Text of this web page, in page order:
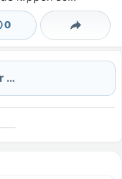
0
Kommentare Teilen
…